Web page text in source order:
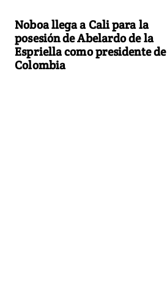
Noboa llega a Cali para la
posesión de Abelardo de la
Espriella como presidente de
Colombia